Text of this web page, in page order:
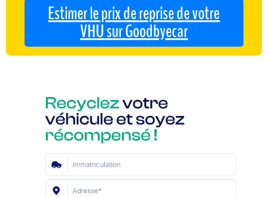
Estimer le prix de reprise de votre
VHU sur Goodbyecar